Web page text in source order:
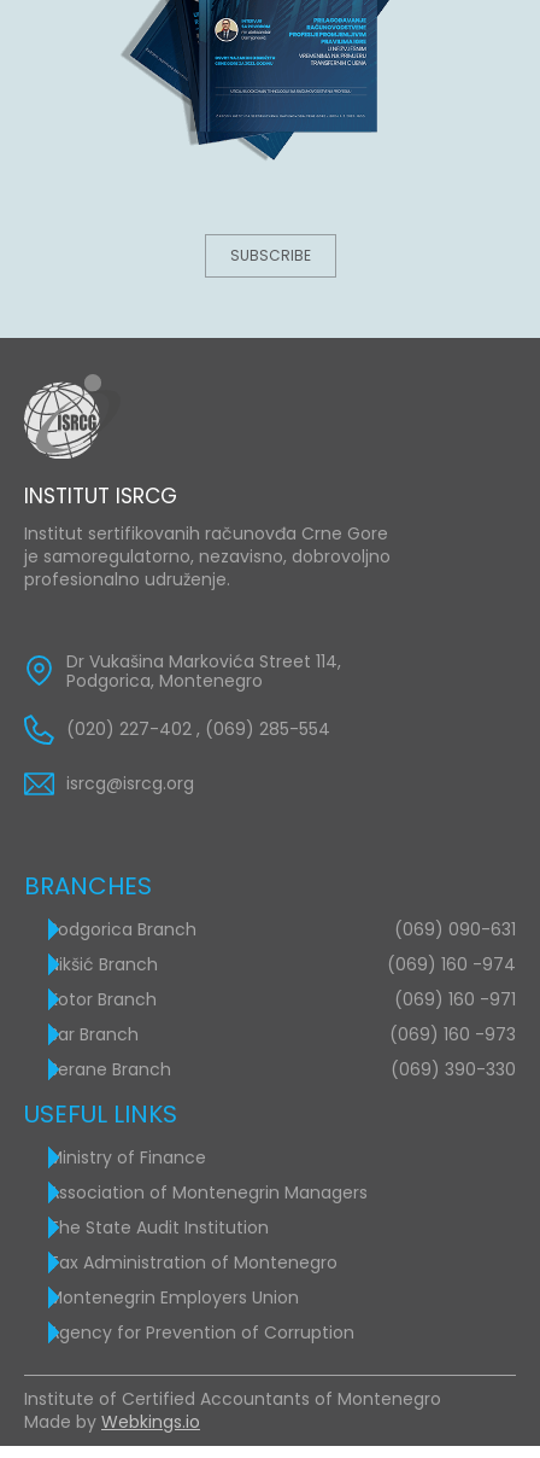
SUBSCRIBE
INSTITUT ISRCG
Institut sertifikovanih računovđa Crne Gore
je samoregulatorno, nezavisno, dobrovoljno
profesionalno udruženje.
Dr Vukašina Markovića Street 114,
Podgorica, Montenegro
(020) 227-402 , (069) 285-554
isrcg@isrcg.org
BRANCHES
Podgorica Branch
(069) 090-631
Nikšić Branch
(069) 160 -974
Kotor Branch
(069) 160 -971
Bar Branch
(069) 160 -973
Berane Branch
(069) 390-330
USEFUL LINKS
Ministry of Finance
Association of Montenegrin Managers
The State Audit Institution
Tax Administration of Montenegro
Montenegrin Employers Union
Agency for Prevention of Corruption
Institute of Certified Accountants of Montenegro
Made by Webkings.io